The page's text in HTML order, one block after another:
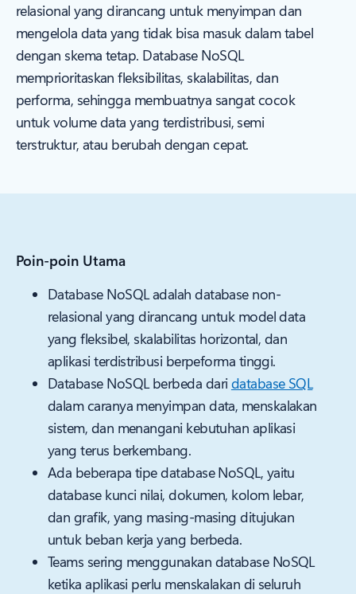
relasional yang dirancang untuk menyimpan dan
mengelola data yang tidak bisa masuk dalam tabel
dengan skema tetap. Database NoSQL
memprioritaskan fleksibilitas, skalabilitas, dan
performa, sehingga membuatnya sangat cocok
untuk volume data yang terdistribusi, semi
terstruktur, atau berubah dengan cepat.
Poin-poin Utama
Database NoSQL adalah database non-
relasional yang dirancang untuk model data
yang fleksibel, skalabilitas horizontal, dan
aplikasi terdistribusi berpeforma tinggi.
Database NoSQL berbeda dari database SQL
dalam caranya menyimpan data, menskalakan
sistem, dan menangani kebutuhan aplikasi
yang terus berkembang.
Ada beberapa tipe database NoSQL, yaitu
database kunci nilai, dokumen, kolom lebar,
dan grafik, yang masing-masing ditujukan
untuk beban kerja yang berbeda.
Teams sering menggunakan database NoSQL
ketika aplikasi perlu menskalakan di seluruh